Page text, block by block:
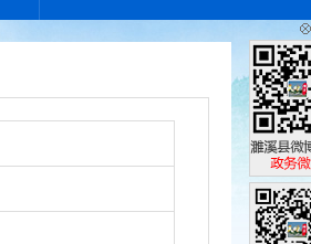
濉溪县政
政务微博